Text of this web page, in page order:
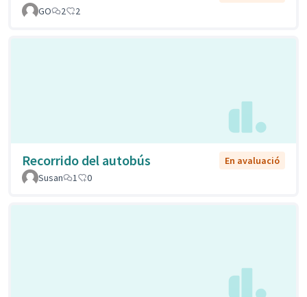
GO
2 2
Recorrido del autobús
En avaluació
Susan
1 0